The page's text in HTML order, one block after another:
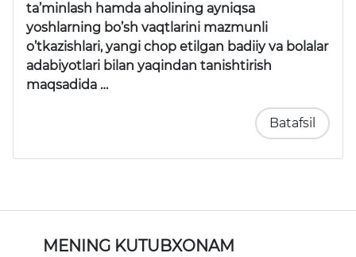
ta’minlash hamda aholining ayniqsa
yoshlarning bo’sh vaqtlarini mazmunli
o’tkazishlari, yangi chop etilgan badiiy va bolalar
adabiyotlari bilan yaqindan tanishtirish
maqsadida …
Batafsil
MENING KUTUBXONAM